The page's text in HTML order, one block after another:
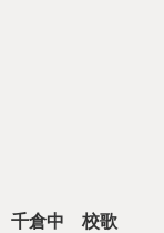
千倉中 校歌